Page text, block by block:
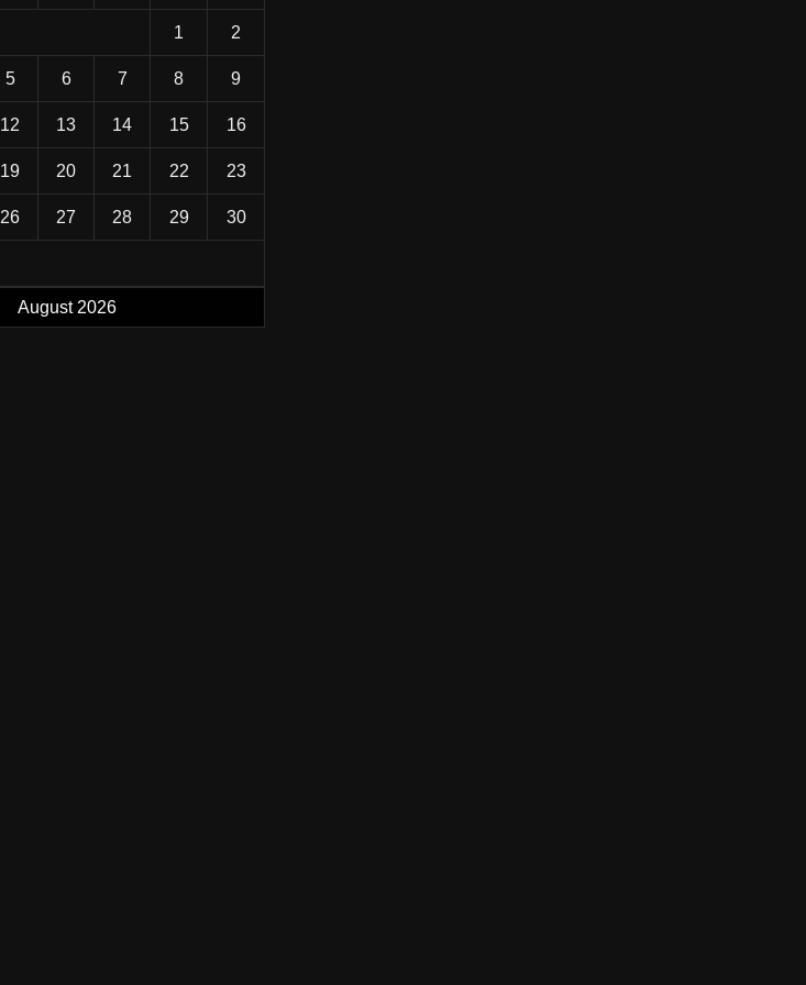
August 2026
1 2
5 6 7 8 9
12 13 14 15 16
19 20 21 22 23
26 27 28 29 30